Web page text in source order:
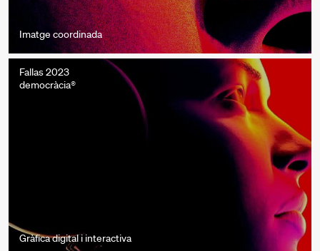
Imatge coordinada
Fallas 2023
democràcia®
Gràfica digital i interactiva